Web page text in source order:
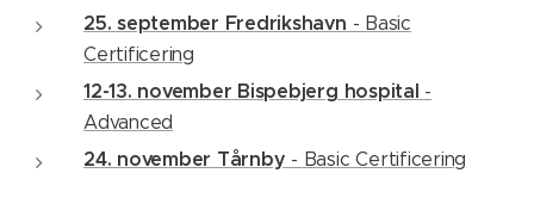
25. september Fredrikshavn - Basic
Certificering
12-13. november Bispebjerg hospital -
Advanced
24. november Tårnby - Basic Certificering